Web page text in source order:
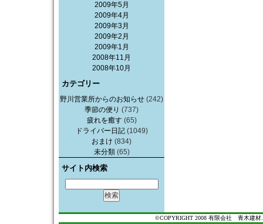
2009年5月
2009年4月
2009年3月
2009年2月
2009年1月
2008年11月
2008年10月
カテゴリー
野川営業所からのお知らせ (242)
季節の便り (737)
疲れを癒す(65)
ドライバー日記(1049)
おまけ (834)
未分類(65)
サイト内検索
©COPYRIGHT 2008 有限会社 青木建材.